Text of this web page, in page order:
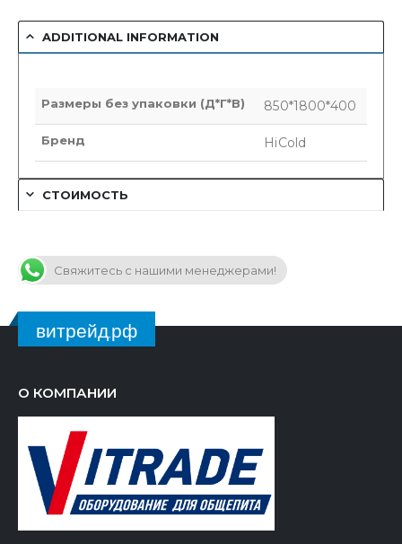
ADDITIONAL INFORMATION
Размеры без упаковки (Д*Г*В) 850*1800*400
Бренд HiCold
СТОИМОСТЬ
Свяжитесь с нашими менеджерами!
витрейд.рф
О КОМПАНИИ